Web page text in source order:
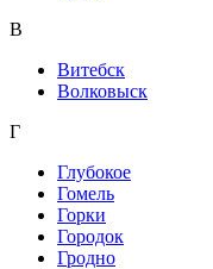
В
Витебск
Волковыск
Г
Глубокое
Гомель
Горки
Городок
Гродно